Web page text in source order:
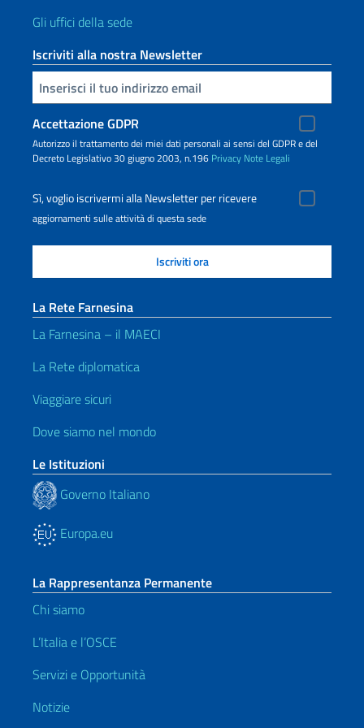
Gli uffici della sede
Iscriviti alla nostra Newsletter
Inserisci la tua email
Accettazione GDPR
Autorizzo il trattamento dei miei dati personali ai sensi del GDPR e del
Decreto Legislativo 30 giugno 2003, n.196 Privacy Note Legali
Sì, voglio iscrivermi alla Newsletter per ricevere
aggiornamenti sulle attività di questa sede
La Rete Farnesina
La Farnesina – il MAECI
La Rete diplomatica
Viaggiare sicuri
Dove siamo nel mondo
Le Istituzioni
Governo Italiano
Europa.eu
La Rappresentanza Permanente
Chi siamo
L’Italia e l’OSCE
Servizi e Opportunità
Notizie